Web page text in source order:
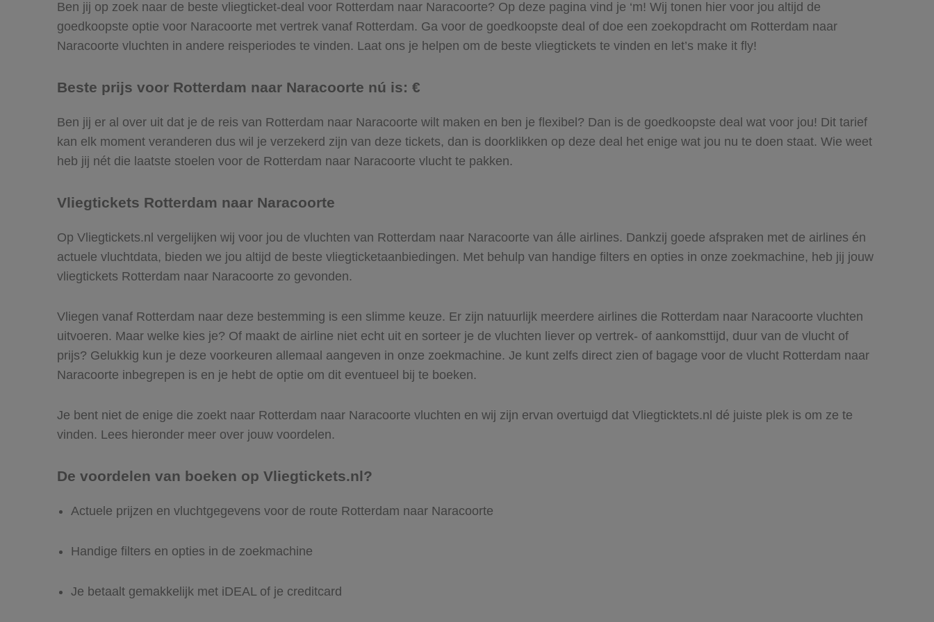
Ben jij op zoek naar de beste vliegticket-deal voor Rotterdam naar Naracoorte? Op deze pagina vind je ‘m! Wij tonen hier voor jou altijd de
goedkoopste optie voor Naracoorte met vertrek vanaf Rotterdam. Ga voor de goedkoopste deal of doe een zoekopdracht om Rotterdam naar
Naracoorte vluchten in andere reisperiodes te vinden. Laat ons je helpen om de beste vliegtickets te vinden en let’s make it fly!
Beste prijs voor Rotterdam naar Naracoorte nú is: €
Ben jij er al over uit dat je de reis van Rotterdam naar Naracoorte wilt maken en ben je flexibel? Dan is de goedkoopste deal wat voor jou! Dit tarief
kan elk moment veranderen dus wil je verzekerd zijn van deze tickets, dan is doorklikken op deze deal het enige wat jou nu te doen staat. Wie weet
heb jij nét die laatste stoelen voor de Rotterdam naar Naracoorte vlucht te pakken.
Vliegtickets Rotterdam naar Naracoorte
Op Vliegtickets.nl vergelijken wij voor jou de vluchten van Rotterdam naar Naracoorte van álle airlines. Dankzij goede afspraken met de airlines én
actuele vluchtdata, bieden we jou altijd de beste vliegticketaanbiedingen. Met behulp van handige filters en opties in onze zoekmachine, heb jij jouw
vliegtickets Rotterdam naar Naracoorte zo gevonden.
Vliegen vanaf Rotterdam naar deze bestemming is een slimme keuze. Er zijn natuurlijk meerdere airlines die Rotterdam naar Naracoorte vluchten
uitvoeren. Maar welke kies je? Of maakt de airline niet echt uit en sorteer je de vluchten liever op vertrek- of aankomsttijd, duur van de vlucht of
prijs? Gelukkig kun je deze voorkeuren allemaal aangeven in onze zoekmachine. Je kunt zelfs direct zien of bagage voor de vlucht Rotterdam naar
Naracoorte inbegrepen is en je hebt de optie om dit eventueel bij te boeken.
Je bent niet de enige die zoekt naar Rotterdam naar Naracoorte vluchten en wij zijn ervan overtuigd dat Vliegticktets.nl dé juiste plek is om ze te
vinden. Lees hieronder meer over jouw voordelen.
De voordelen van boeken op Vliegtickets.nl?
Actuele prijzen en vluchtgegevens voor de route Rotterdam naar Naracoorte
Handige filters en opties in de zoekmachine
Je betaalt gemakkelijk met iDEAL of je creditcard